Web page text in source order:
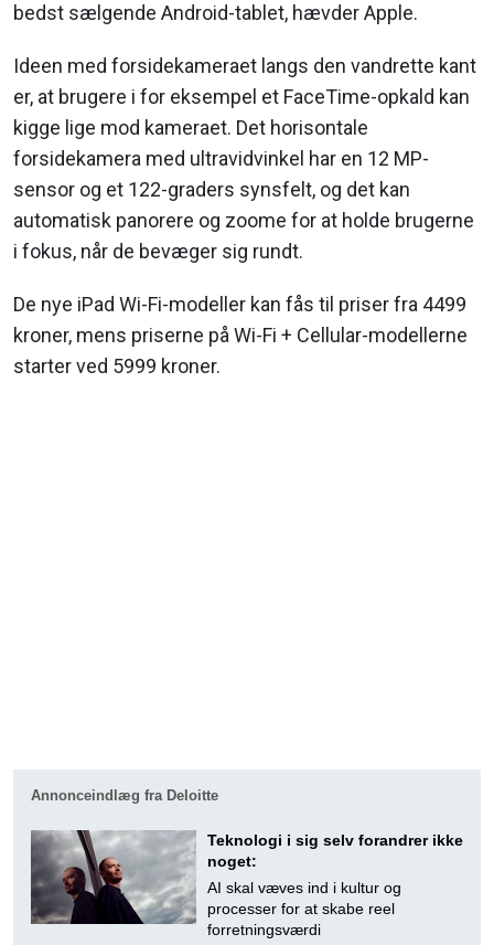
bedst sælgende Android-tablet, hævder Apple.
Ideen med forsidekameraet langs den vandrette kant
er, at brugere i for eksempel et FaceTime-opkald kan
kigge lige mod kameraet. Det horisontale
forsidekamera med ultravidvinkel har en 12 MP-
sensor og et 122-graders synsfelt, og det kan
automatisk panorere og zoome for at holde brugerne
i fokus, når de bevæger sig rundt.
De nye iPad Wi-Fi-modeller kan fås til priser fra 4499
kroner, mens priserne på Wi-Fi + Cellular-modellerne
starter ved 5999 kroner.
Annonceindlæg fra Deloitte
Teknologi i sig selv forandrer ikke
noget:
AI skal væves ind i kultur og
processer for at skabe reel
forretningsværdi